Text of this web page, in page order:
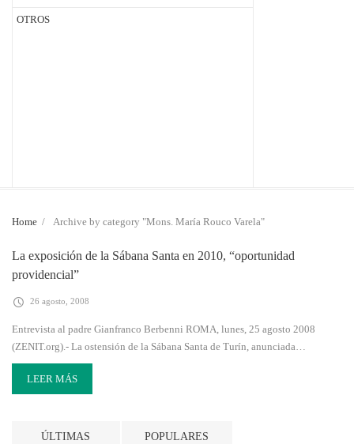
OTROS
Home / Archive by category "Mons. María Rouco Varela"
La exposición de la Sábana Santa en 2010, “oportunidad
providencial”
26 agosto, 2008
Entrevista al padre Gianfranco Berbenni ROMA, lunes, 25 agosto 2008
(ZENIT.org).- La ostensión de la Sábana Santa de Turín, anunciada…
LEER MÁS
ÚLTIMAS POPULARES